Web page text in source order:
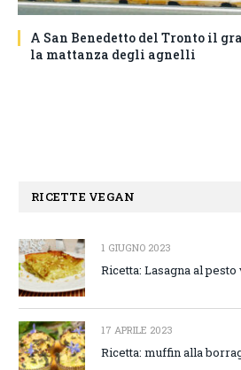
A San Benedetto del Tronto il
la mattanza degli agnelli
RICETTE VEGAN
1 GIUGNO 2023
Ricetta: Lasagna al
17 APRILE 2023
Ricetta: muffin alla